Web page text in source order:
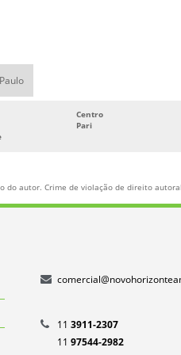
DESTRUIÇÃO DE DOCUMENTOS
EMPRESA COLETORA DE RESÍDUOS
EMPRESA DE COLETA
EMPRESA DE COLETA DE RESIDUOS
QUIMICOS
SÓLIDOS
EMPRESA DE COLETA SELETIVA
Centro
Pari
do autor. Crime de violação de direito
11 3911-2307
11 97544-2982